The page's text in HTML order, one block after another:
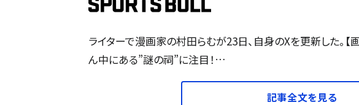
ライターで漫画家の村田らむが23日、自身のXを更新した。【
ん中にある”謎の祠”に注目！…
記事全文を見る